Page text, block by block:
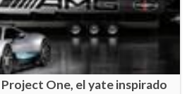
One, el yate inspirado